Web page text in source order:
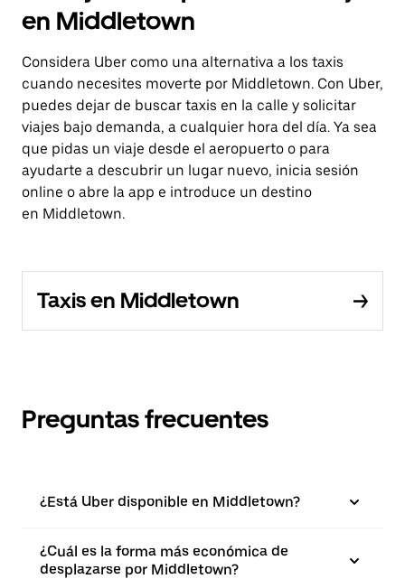
en Middletown
Considera Uber como una alternativa a los taxis
cuando necesites moverte por Middletown. Con Uber,
puedes dejar de buscar taxis en la calle y solicitar
viajes bajo demanda, a cualquier hora del día. Ya sea
que pidas un viaje desde el aeropuerto o para
ayudarte a descubrir un lugar nuevo, inicia sesión
online o abre la app e introduce un destino
en Middletown.
Taxis en Middletown
Preguntas frecuentes
¿Está Uber disponible en Middletown?
¿Cuál es la forma más económica de
desplazarse por Middletown?